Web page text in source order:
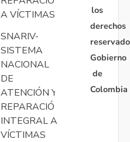
A VÍCTIMAS
SNARIV-
SISTEMA
NACIONAL
DE
ATENCIÓN Y
REPARACIÓN
INTEGRAL A
VÍCTIMAS
los
derechos
Gobierno
de
Colombia